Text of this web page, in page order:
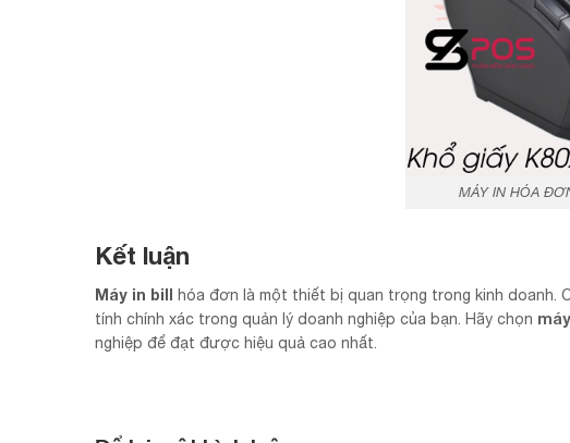
MÁY IN HÓA
Kết luận
Máy in bill hóa đơn là một thiết bị quan trọng trong kinh doanh.
tính chính xác trong quản lý doanh nghiệp của bạn. Hãy chọn
nghiệp để đạt được hiệu quả cao nhất.